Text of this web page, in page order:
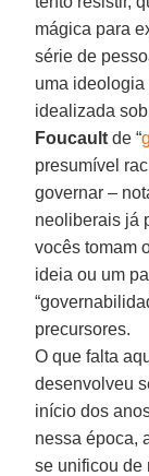
mágica para
série de
uma ideologia
idealizada
Foucault de “
presumível
governar –
neoliberais já
vocês tomam
ideia ou um
precursores.
O que falta
desenvolveu
início dos
nessa época,
se unificou de